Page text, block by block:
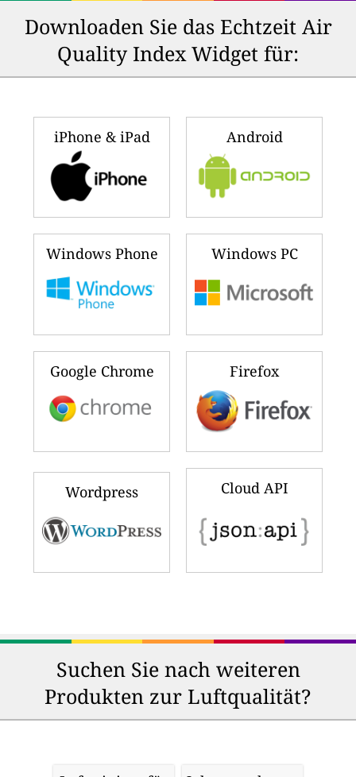
Downloaden Sie das Echtzeit Air
Quality Index Widget für:
iPhone & iPad Android
Windows Phone Windows PC
Google Chrome Firefox
Wordpress Cloud API
Suchen Sie nach weiteren
Produkten zur Luftqualität?